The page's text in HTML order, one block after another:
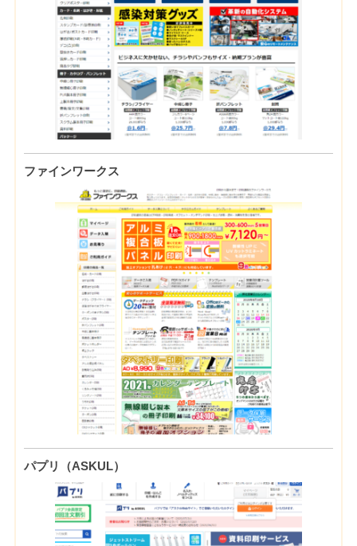
ファインワークス
パプリ（ASKUL）